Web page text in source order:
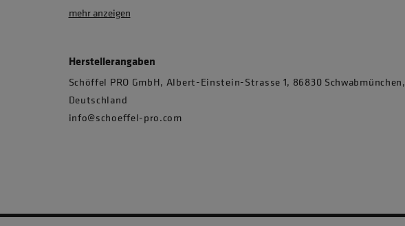
mehr anzeigen
Herstellerangaben
Schöffel PRO GmbH, Albert-Einstein-Strasse 1, 86830 Schwabmünchen,
Deutschland
info@schoeffel-pro.com